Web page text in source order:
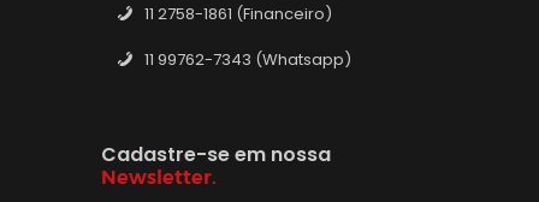
11 2758-1861 (Financeiro)
11 99762-7343 (Whatsapp)
Cadastre-se em nossa
Newsletter.